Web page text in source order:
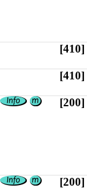
[410]
[410]
[200]
[200]